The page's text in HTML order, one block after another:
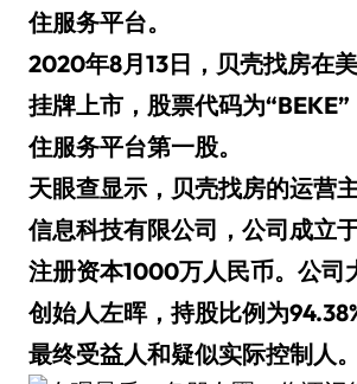
住服务平台。
2020年8月13日，贝壳找房在
挂牌上市，股票代码为
住服务平台第一股。
天眼查显示，贝壳找房的运营
信息科技有限公司，公司成立于
注册资本1000万人民币。公司
创始人左晖，持股比例为
最终受益人和疑似实际控制人。